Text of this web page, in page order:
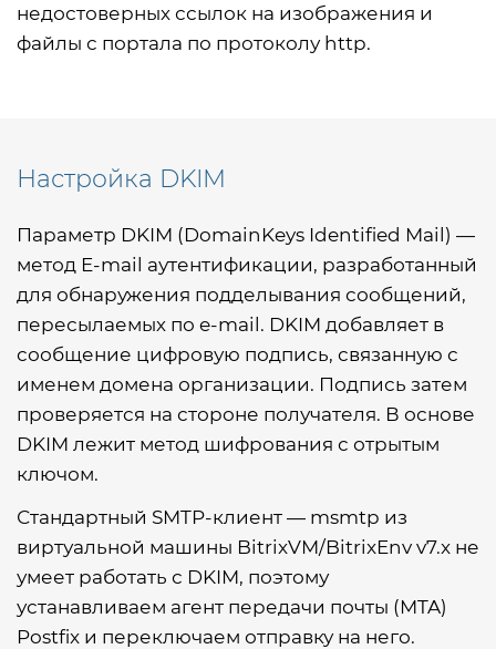
недостоверных ссылок на изображения и
файлы с портала по протоколу http.
Настройка DKIM
Параметр DKIM (DomainKeys Identified Mail) —
метод E-mail аутентификации, разработанный
для обнаружения подделывания сообщений,
пересылаемых по e-mail. DKIM добавляет в
сообщение цифровую подпись, связанную с
именем домена организации. Подпись затем
проверяется на стороне получателя. В основе
DKIM лежит метод шифрования с отрытым
ключом.
Стандартный SMTP-клиент — msmtp из
виртуальной машины BitrixVM/BitrixEnv v7.x не
умеет работать с DKIM, поэтому
устанавливаем агент передачи почты (MTA)
Postfix и переключаем отправку на него.